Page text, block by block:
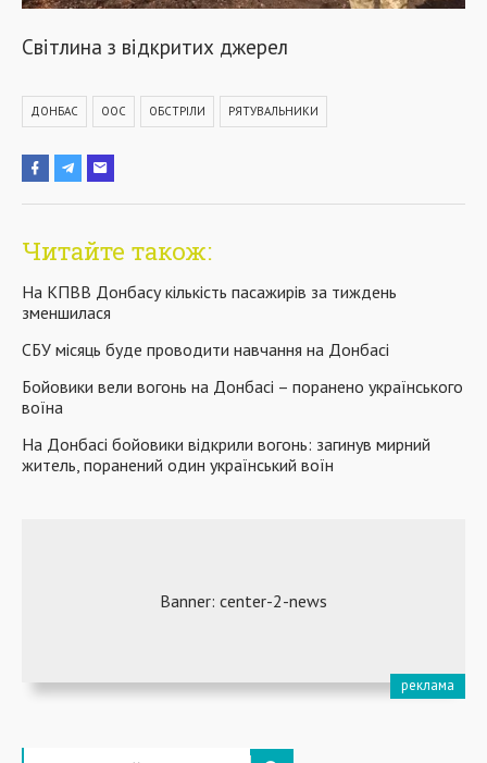
Світлина з відкритих джерел
ДОНБАС ООС ОБСТРІЛИ РЯТУВАЛЬНИКИ
Читайте також:
На КПВВ Донбасу кількість пасажирів за тиждень
зменшилася
СБУ місяць буде проводити навчання на Донбасі
Бойовики вели вогонь на Донбасі – поранено українського
воїна
На Донбасі бойовики відкрили вогонь: загинув мирний
житель, поранений один український воїн